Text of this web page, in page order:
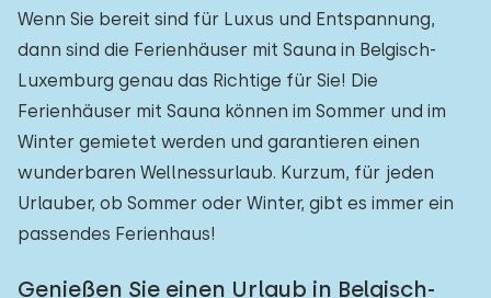
Wenn Sie bereit sind für Luxus und Entspannung,
dann sind die Ferienhäuser mit Sauna in Belgisch-
Luxemburg genau das Richtige für Sie! Die
Ferienhäuser mit Sauna können im Sommer und im
Winter gemietet werden und garantieren einen
wunderbaren Wellnessurlaub. Kurzum, für jeden
Urlauber, ob Sommer oder Winter, gibt es immer ein
passendes Ferienhaus!
Genießen Sie einen Urlaub in Belgisch-